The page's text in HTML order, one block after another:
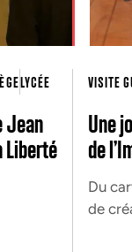
LYCÉE
Jean
Liberté
VISITE
Une
de
Du
de